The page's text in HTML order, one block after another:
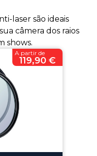
laser são ideais
câmera dos raios
shows.
A partir de
119,90 €